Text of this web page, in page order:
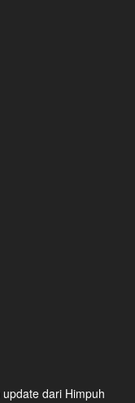
dari Himpuh